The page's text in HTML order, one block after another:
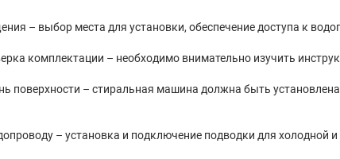
– выбор места для установки, обеспечение доступа к
комплектации – необходимо внимательно изучить
поверхности – стиральная машина должна быть
– установка и подключение подводки для холодной